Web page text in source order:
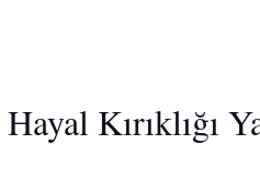
Kırıklığı